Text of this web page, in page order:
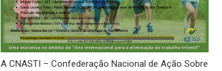
A CNASTI – Confederação Nacional de Ação Sobre